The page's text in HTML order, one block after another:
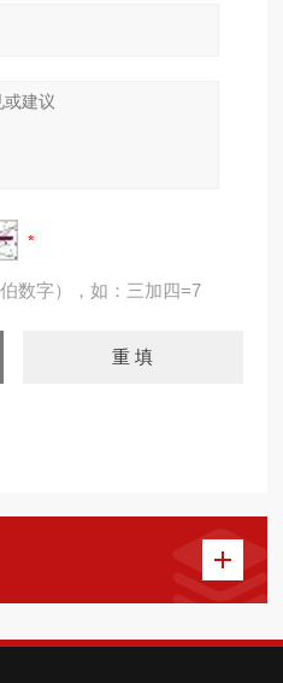
数字），如：三加四=7